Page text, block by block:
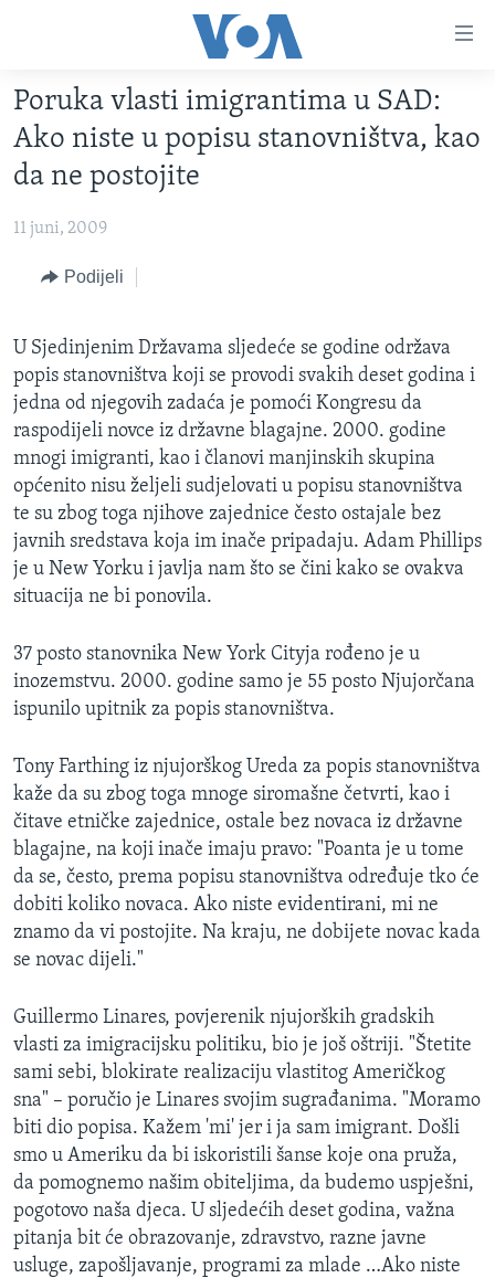
glavni
sadržaj
Pređi
na
glavnu
navigaciju
VIDEO
FOTOGRAFIJE DANA
VIJESTI
SJEDINJENE AMERIČKE DRŽAVE
SVIJET
NAUKA I TEHNOLOGIJA
KORUPCIJA
SLOBODA MEDIJA
ŽENSKA STRANA
IZBJEGLIČKA STRANA
MAGAZIN
O GLASU AMERIKE
Learning English
PRATITE NAS
Jezici
Poruka vlasti imigrantima u SAD:
Ako niste u popisu stanovništva, kao
da ne postojite
11 juni, 2009
Podijeli
U Sjedinjenim Državama sljedeće se godine održava
popis stanovništva koji se provodi svakih deset godina i
jedna od njegovih zadaća je pomoći Kongresu da
raspodijeli novce iz državne blagajne. 2000. godine
mnogi imigranti, kao i članovi manjinskih skupina
općenito nisu željeli sudjelovati u popisu stanovništva
te su zbog toga njihove zajednice često ostajale bez
javnih sredstava koja im inače pripadaju. Adam Phillips
je u New Yorku i javlja nam što se čini kako se ovakva
situacija ne bi ponovila.
37 posto stanovnika New York Cityja rođeno je u
inozemstvu. 2000. godine samo je 55 posto Njujorčana
ispunilo upitnik za popis stanovništva.
Tony Farthing iz njujorškog Ureda za popis stanovništva
kaže da su zbog toga mnoge siromašne četvrti, kao i
čitave etničke zajednice, ostale bez novaca iz državne
blagajne, na koji inače imaju pravo: "Poanta je u tome
da se, često, prema popisu stanovništva određuje tko će
dobiti koliko novaca. Ako niste evidentirani, mi ne
znamo da vi postojite. Na kraju, ne dobijete novac kada
se novac dijeli."
Guillermo Linares, povjerenik njujorških gradskih
vlasti za imigracijsku politiku, bio je još oštriji. "Štetite
sami sebi, blokirate realizaciju vlastitog Američkog
sna" – poručio je Linares svojim sugrađanima. "Moramo
biti dio popisa. Kažem 'mi' jer i ja sam imigrant. Došli
smo u Ameriku da bi iskoristili šanse koje ona pruža,
da pomognemo našim obiteljima, da budemo uspješni,
pogotovo naša djeca. U sljedećih deset godina, važna
pitanja bit će obrazovanje, zdravstvo, razne javne
usluge, zapošljavanje, programi za mlade …Ako niste